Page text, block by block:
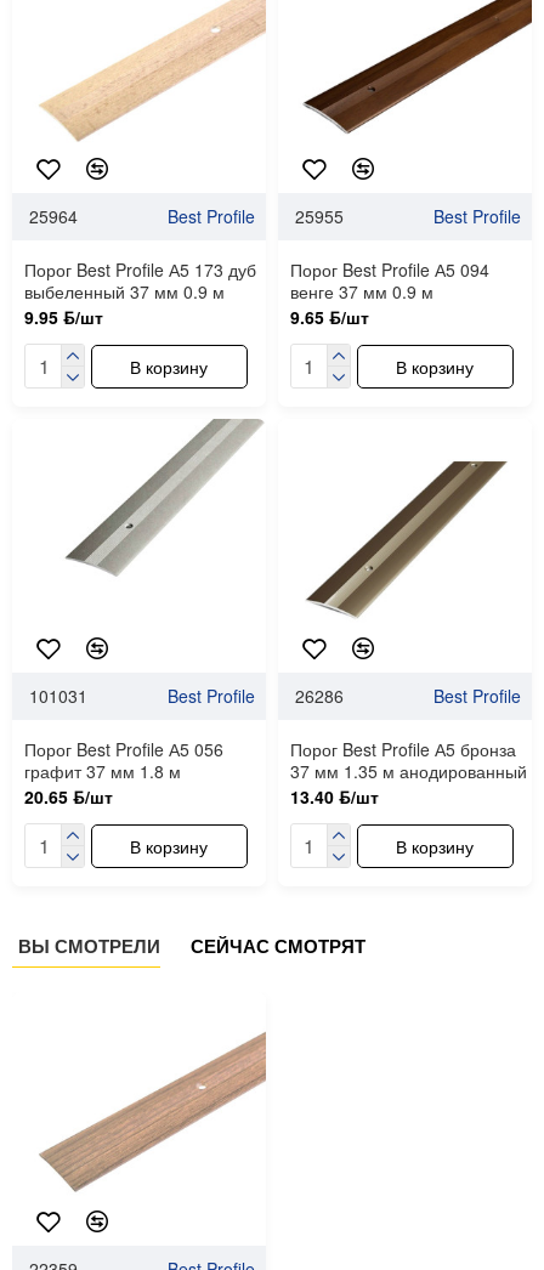
25964 Best Profile
Порог Best Profile А5 173 дуб
выбеленный 37 мм 0.9 м
9.95 ƃ/шт
В корзину
25955 Best Profile
Порог Best Profile А5 094
венге 37 мм 0.9 м
9.65 ƃ/шт
В корзину
101031 Best Profile
Порог Best Profile А5 056
графит 37 мм 1.8 м
20.65 ƃ/шт
В корзину
26286 Best Profile
Порог Best Profile А5 бронза
37 мм 1.35 м анодированный
13.40 ƃ/шт
В корзину
ВЫ СМОТРЕЛИ СЕЙЧАС СМОТРЯТ